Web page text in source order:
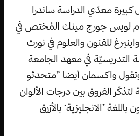
كبيرة معدّي الدراسة ساندرا
لويس جورج مينك المُختص في
للفنون والعلوم في نورث
التدريسيّة في معهد الجامعة
واكسمان أيضا ”متحدثو
لتذكّر الفروق بين درجات الألوان
’الانجليزية‘ بالأزرق